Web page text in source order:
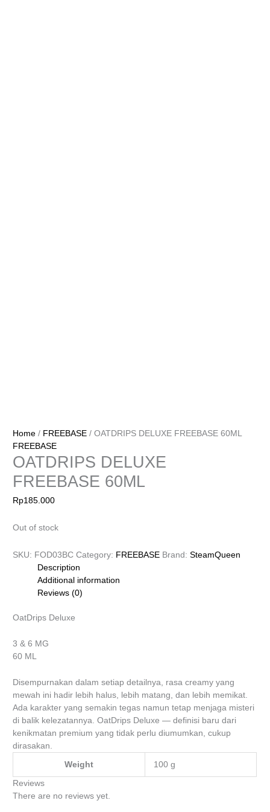
Home / FREEBASE / OATDRIPS DELUXE FREEBASE 60ML
FREEBASE
OATDRIPS DELUXE
FREEBASE 60ML
Rp185.000
Out of stock
SKU: FOD03BC Category: FREEBASE Brand:SteamQueen
Description
Additional information
Reviews (0)
OatDrips Deluxe
3 & 6 MG
60 ML
Disempurnakan dalam setiap detailnya, rasa creamy yang
mewah ini hadir lebih halus, lebih matang, dan lebih memikat.
Ada karakter yang semakin tegas namun tetap menjaga misteri
di balik kelezatannya. OatDrips Deluxe — definisi baru dari
kenikmatan premium yang tidak perlu diumumkan, cukup
dirasakan.
Weight 100 g
Reviews
There are no reviews yet.